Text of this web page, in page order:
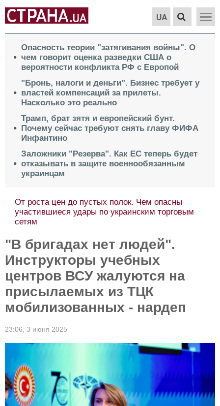
UA
Опасность теории "затягивания войны". О
чем говорит оценка разведки США о
вероятности конфликта РФ с Европой
"Бронь, налоги и деньги". Бизнес требует у
властей компенсаций за прилеты.
Насколько это реально
Трамп, брат зятя и европейский бунт.
Почему сейчас требуют снять главу ФИФА
Инфантино
Заложники "Резерва". Как ЕС теперь будет
отказывать в защите военнообязанным
украинцам
От роста цен до пустых полок. Чем опасны
участившиеся удары по украинским торговым
сетям
"В бригадах нет людей".
Инструкторы учебных
центров ВСУ жалуются на
присылаемых из ТЦК
мобилизованных - нардеп
23:06, 3 июня 2025